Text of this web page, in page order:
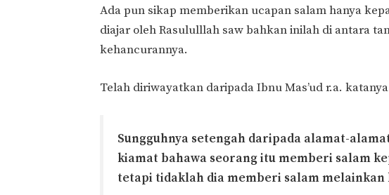
Ada pun sikap memberikan ucapan salam hanya
diajar oleh Rasululllah saw bahkan inilah di antara
kehancurannya.
Telah diriwayatkan daripada Ibnu Mas’ud r.a.
Sungguhnya setengah daripada alamat-
kiamat bahawa seorang itu memberi salam
tetapi tidaklah dia memberi salam melainkan